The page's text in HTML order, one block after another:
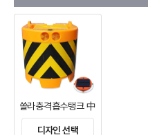
쏠라충격흡수탱크 中
디자인 선택